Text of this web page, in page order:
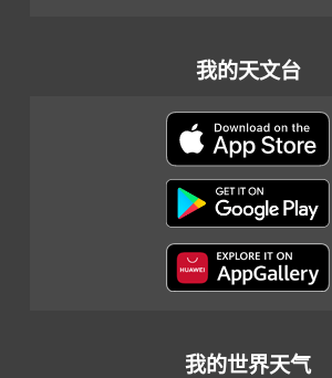
我的天文台
我的世界天气